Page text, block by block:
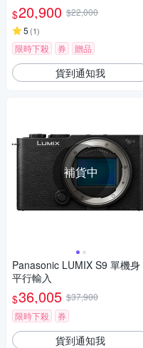
變焦鏡組 公司貨
$20,900 $22,000
5 (1)
限時下殺 券 贈品
貨到通知我
補貨中
Panasonic LUMIX S9 單機身
平行輸入
$36,005 $37,900
限時下殺
券
貨到通知我